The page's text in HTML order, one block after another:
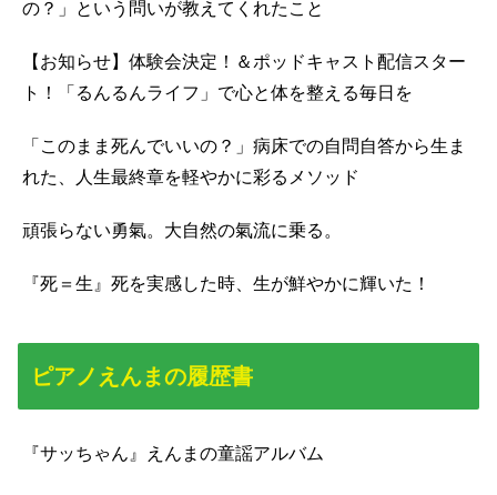
の？」という問いが教えてくれたこと
【お知らせ】体験会決定！＆ポッドキャスト配信スター
ト！「るんるんライフ」で心と体を整える毎日を
「このまま死んでいいの？」病床での自問自答から生ま
れた、人生最終章を軽やかに彩るメソッド
頑張らない勇氣。大自然の氣流に乗る。
『死＝生』死を実感した時、生が鮮やかに輝いた！
ピアノえんまの履歴書
『サッちゃん』えんまの童謡アルバム